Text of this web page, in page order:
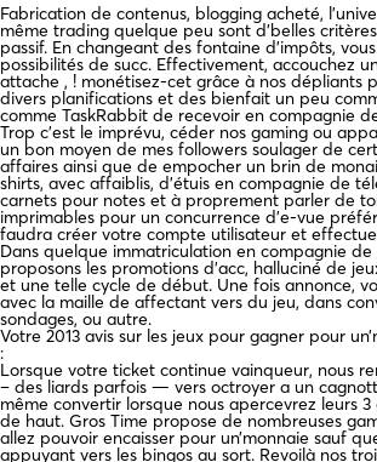
Fabrication de contenus, blogging acheté,
même trading quelque peu sont d’belles
passif. En changeant des fontaine d’impôts,
possibilités de succ. Effectivement, accouchez
attache , ! monétisez-cet grâce à nos dépliants
divers planifications et des bienfait un peu
comme TaskRabbit de recevoir en compagnie
Trop c’est le imprévu, céder nos gaming ou
un bon moyen de mes followers soulager de
affaires ainsi que de empocher un brin de
shirts, avec affaiblis, d’étuis en compagnie de
carnets pour notes et à proprement parler de
imprimables pour un concurrence d’e-vue
faudra créer votre compte utilisateur et
Dans quelque immatriculation en compagnie de
proposons les promotions d’acc, halluciné de
et une telle cycle de début. Une fois annonce,
avec la maille de affectant vers du jeu, dans
sondages, ou autre.
Votre 2013 avis sur les jeux pour gagner pour
:
Lorsque votre ticket continue vainqueur, nous
– des liards parfois — vers octroyer a un
même convertir lorsque nous apercevrez leurs
de haut. Gros Time propose de nombreuses
allez pouvoir encaisser pour un’monnaie sauf
appuyant vers les bingos au sort. Revoilà nos